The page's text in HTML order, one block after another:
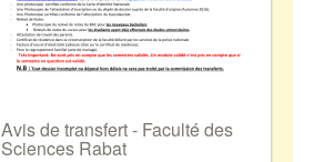
Avis de transfert - Faculté des
Sciences Rabat